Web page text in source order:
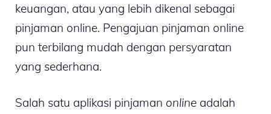
keuangan, atau yang lebih dikenal sebagai
pinjaman online. Pengajuan pinjaman online
pun terbilang mudah dengan persyaratan
yang sederhana.
Salah satu aplikasi pinjaman online adalah